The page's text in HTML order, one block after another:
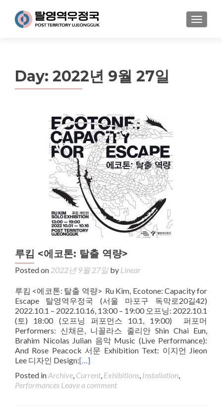
MENU
Day: 2022년 9월 27일
루킴 <에코톤: 탈출 역량>
Posted on 2022년 9월 27일by Linear
루킴 <에코톤: 탈출 역량> Ru Kim, Ecotone: Capacity for
Escape 탈영역우정국 (서울 마포구 독막로20길42)⁣⁣⁣⁣⁣⁣
2022.10.1 – 2022.10.16⁣⁣⁣⁣⁣⁣, 13:00 – 19:00⁣⁣⁣⁣⁣⁣ 오프닝: 2022.10.1
(토) 18:00 ⁣(오프닝 퍼포먼스 10.1, 19:00)⁣ ⁣⁣ 퍼포머
Performers: 신채은, 니꼴라스 줄리안 Shin Chai Eun,
Brahim Nicolas Julian 음악 Music (Live Performance):
And Rose Peacock 서문 Exhibition Text: 이지언 Jieon
Lee 디자인 Design:[…]
Posted inArchive, Current, Exhibitions, Installation,
Performances Leave a comment